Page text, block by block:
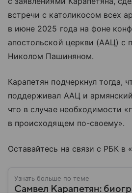
встречи с католикосом всех
в июне 2025 года на фоне
апостольской церкви (ААЦ) с
Николом Пашиняном.
Карапетян подчеркнул тогда,
поддерживал ААЦ и
что в случае необходимости
в происходящем по-своему».
Оставайтесь на связи с РБК в
Узнать больше по теме
Самвел Карапетян: